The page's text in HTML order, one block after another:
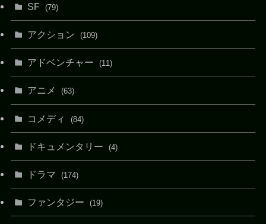
SF (79)
アクション (109)
アドベンチャー (11)
アニメ (63)
コメディ (84)
ドキュメンタリー (4)
ドラマ (174)
ファンタジー (19)